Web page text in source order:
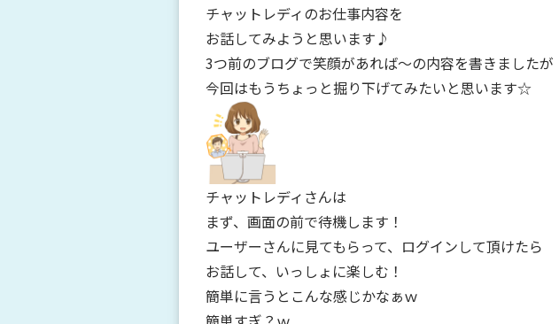
チャットレディのお仕事内容を
お話してみようと思います♪
3つ前のブログで笑顔があれば～の内容を書きましたが
今回はもうちょっと掘り下げてみたいと思います☆
チャットレディさんは
まず、画面の前で待機します！
ユーザーさんに見てもらって、ログインして頂けたら
お話して、いっしょに楽しむ！
簡単に言うとこんな感じかなぁｗ